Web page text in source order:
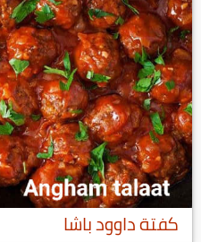
كفتة داوود باشا